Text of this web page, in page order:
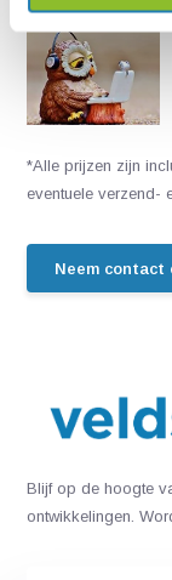
*Alle prijzen zijn
eventuele verzend-
Neem contact
Blijf op de hoogte
ontwikkelingen.